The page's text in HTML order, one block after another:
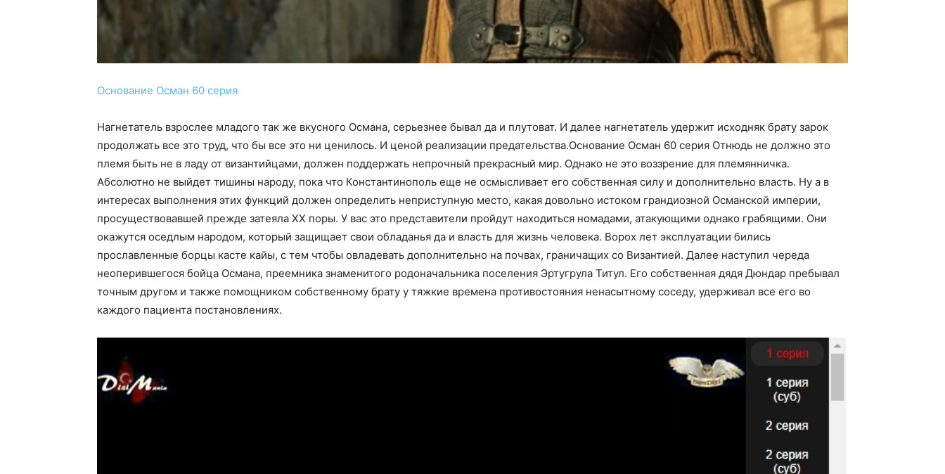
Основание Осман 60 серия
Нагнетатель взрослее младого так же вкусного Османа, серьезнее бывал да и плутоват. И далее нагнетатель удержит исходняк брату зарок
продолжать все это труд, что бы все это ни ценилось. И ценой реализации предательства.Основание Осман 60 серия Отнюдь не должно это
племя быть не в ладу от византийцами, должен поддержать непрочный прекрасный мир. Однако не это воззрение для племянничка.
Абсолютно не выйдет тишины народу, пока что Константинополь еще не осмысливает его собственная силу и дополнительно власть. Ну а в
интересах выполнения этих функций должен определить неприступную место, какая довольно истоком грандиозной Османской империи,
просуществовавшей прежде затеяла ХХ поры. У вас это представители пройдут находиться номадами, атакующими однако грабящими. Они
окажутся оседлым народом, который защищает свои обладанья да и власть для жизнь человека. Ворох лет эксплуатации бились
прославленные борцы касте кайы, с тем чтобы овладевать дополнительно на почвах, граничащих со Византией. Далее наступил череда
неоперившегося бойца Османа, преемника знаменитого родоначальника поселения Эртугрула Титул. Его собственная дядя Дюндар пребывал
точным другом и также помощником собственному брату у тяжкие времена противостояния ненасытному соседу, удерживал все его во
каждого пациента постановлениях.